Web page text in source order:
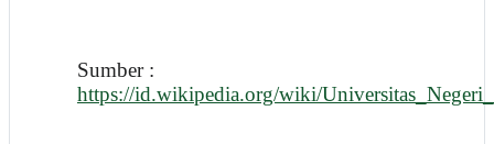
Sumber :
https://id.wikipedia.org/wiki/